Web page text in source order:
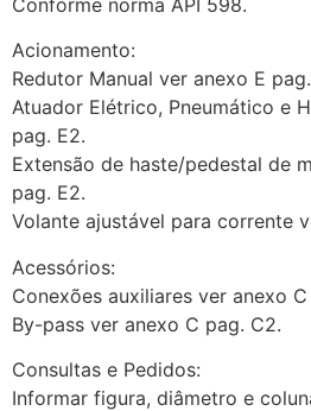
Acionamento:
Redutor Manual ver anexo E pag.
Atuador Elétrico, Pneumático e
pag. E2.
Extensão de haste/pedestal de
pag. E2.
Volante ajustável para corrente
Acessórios:
Conexões auxiliares ver anexo C
By-pass ver anexo C pag. C2.
Consultas e Pedidos:
Informar figura, diâmetro e